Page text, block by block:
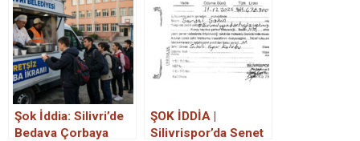
Şok İddia: Silivri’de
Bedava Çorbaya
ŞOK İDDİA |
Silivrispor’da Senet